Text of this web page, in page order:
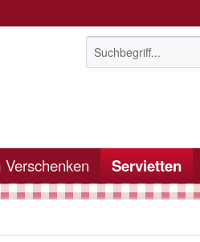
Verschenken Servietten